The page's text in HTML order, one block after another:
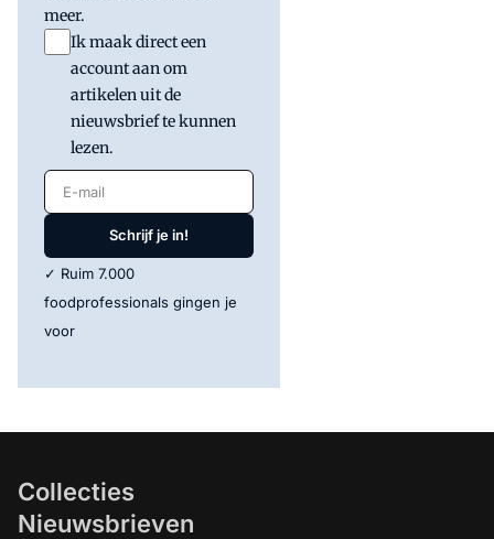
meer.
Ik maak direct een
account aan om
artikelen uit de
nieuwsbrief te kunnen
lezen.
E-mail
Schrijf je in!
✓ Ruim 7.000
foodprofessionals gingen je
voor
Collecties
Nieuwsbrieven